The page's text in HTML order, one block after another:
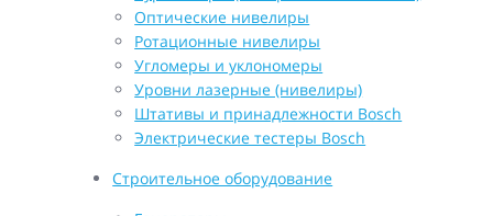
Оптические нивелиры
Ротационные нивелиры
Угломеры и уклономеры
Уровни лазерные (нивелиры)
Штативы и принадлежности Bosch
Электрические тестеры Bosch
Строительное оборудование